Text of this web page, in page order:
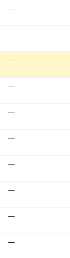
—
—
—
—
—
—
—
—
—
—